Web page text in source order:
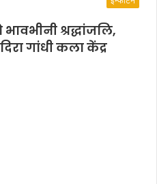
श्रद्धांजलि,
गांधी कला केंद्र